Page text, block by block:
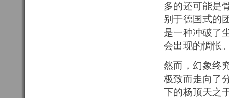
多的还可能是
别于德国式的
是一种冲破了
会出现的惆怅
然而，幻象终
极致而走向了
下的杨顶天之